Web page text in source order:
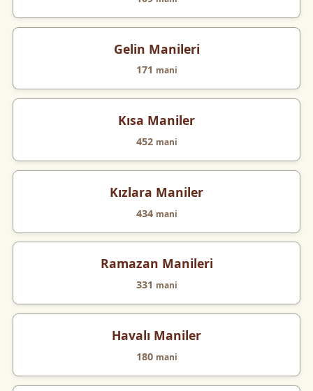
Gelin Manileri
171 mani
Kısa Maniler
452 mani
Kızlara Maniler
434 mani
Ramazan Manileri
331 mani
Havalı Maniler
180 mani